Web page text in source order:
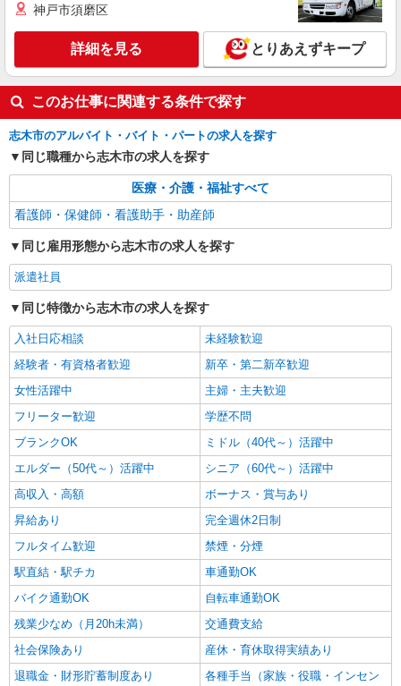
個別訪問(対面) 1件：4,286円〜5,239円 ・遠隔面
談 1件：1,500〜1,691円 ・電話支援 1件：
1,000円〜1,429円 ・ICTメール支援 1件：500円
※上記金額に消費税を加えた金額をお支払いいた
します ※交通費・電話代は弊社負担。その他、支
援内容により細則あり。
【活動エリア】埼玉県志木市及びその周辺
キープ 詳細を見る
業務委託
SOMPOヘルスサポート株式会社 全支援対応コース
特定保健指導（保健師・管理栄養士）
報酬：完全出来高制 報酬額（消費税抜き）：
・事業所一括面談(対面) 1日：10,000円〜14,716
円 ・個別訪問(対面) 1件：4,286円〜5,239円 ・
遠隔面談 1件：1500〜1691円 ・電話支援 1
件：1,000円〜1,429円 ・メール支援 1件：500円
※上記金額に消費税を加えた金額をお支払いいた
します ※交通費・電話代は弊社負担。その他、支
援内容により細則あり。
【活動エリア】埼玉県志木市及びその周辺
詳細を見る
神戸市須磨区
詳細を見る とりあえずキープ
このお仕事に関連する条件で探す
志木市のアルバイト・バイト・パートの求人を探す
同じ職種から志木市の求人を探す
医療・介護・福祉すべて
看護師・保健師・看護助手・助産師
同じ雇用形態から志木市の求人を探す
派遣社員
同じ特徴から志木市の求人を探す
入社日応相談
未経験歓迎
経験者・有資格者歓迎
新卒・第二新卒歓迎
女性活躍中
主婦・主夫歓迎
フリーター歓迎
学歴不問
ブランクOK
ミドル（40代～）活躍中
エルダー（50代～）活躍中
シニア（60代～）活躍中
高収入・高額
ボーナス・賞与あり
昇給あり
完全週休2日制
フルタイム歓迎
禁煙・分煙
駅直結・駅チカ
車通勤OK
バイク通勤OK
自転車通勤OK
残業少なめ（月20h未満）
交通費支給
社会保険あり
産休・育休取得実績あり
退職金・財形貯蓄制度あり
各種手当（家族・役職・インセン